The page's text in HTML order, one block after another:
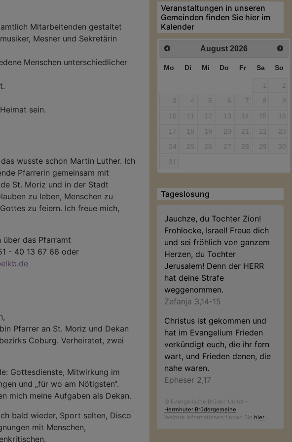
Mitarbeitenden gestaltet
Mesner und Sekretärin
Menschen unterschiedlicher
sein.
wusste schon Martin Luther. Ich
Pfarrerin gemeinsam mit
St. Moriz und in der Stadt
zu leben, Menschen zu
zu feiern. Ich freue mich,
über das Pfarramt
- 40 13 67 66 oder
Pfarrer an St. Moriz und Dekan
Coburg. Verheiratet, zwei
Gottesdienste, Mitwirkung im
und „für wo am Nötigsten“.
mich meine Aufgaben als Dekan.
bald wieder, Sport selten, Disco
mit Menschen,
Veranstaltungen in unseren
Gemeinden finden Sie hier im
Kalender
August 2026
Mo Di Mi Do Fr Sa So
1
2
3
4 5 6 7 8
9
10
11 12 13 14 15
16
17
18 19 20 21 22
23
24
25 26 27 28 29
30
31
Tageslosung
Jauchze, du Tochter Zion!
Frohlocke, Israel! Freue dich
und sei fröhlich von ganzem
Herzen, du Tochter
Jerusalem! Denn der HERR
hat deine Strafe
weggenommen.
Zefanja 3,14-15
Christus ist gekommen und
hat im Evangelium Frieden
verkündigt euch, die ihr fern
wart, und Frieden denen, die
nahe waren.
Epheser 2,17
© Evangelische Brüder-Unität –
Herrnhuter Brüdergemeine
Weitere Informationen finden Sie hier .